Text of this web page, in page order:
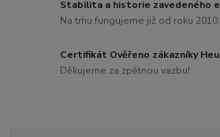
Stabilita a historie zavedeného
Na trhu fungujeme již od roku 2010.
Certifikát Ověřeno zákazníky
Děkujeme za zpětnou vazbu!